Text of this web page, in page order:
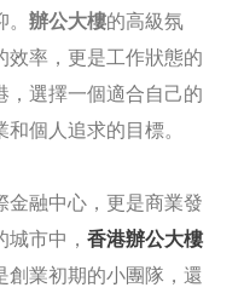
辦公大樓的高級氛
效率，更是工作狀態的
，選擇一個適合自己的
個人追求的目標。
金融中心，更是商業發
市中， 香港辦公大樓
創業初期的小團隊，還